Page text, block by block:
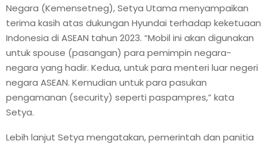
Negara (Kemensetneg), Setya Utama menyampaikan
terima kasih atas dukungan Hyundai terhadap keketuaan
Indonesia di ASEAN tahun 2023. “Mobil ini akan digunakan
untuk spouse (pasangan) para pemimpin negara-
negara yang hadir. Kedua, untuk para menteri luar negeri
negara ASEAN. Kemudian untuk para pasukan
pengamanan (security) seperti paspampres,” kata
Setya.
Lebih lanjut Setya mengatakan, pemerintah dan panitia